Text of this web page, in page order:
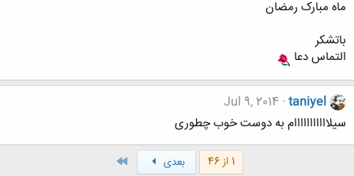
ماه مبارک رمضان
باتشکر
التماس دعا
taniyel
Jul 9, 2014
سیلااااااااااام به دوست خوب چطوری
1 از 46 بعدی